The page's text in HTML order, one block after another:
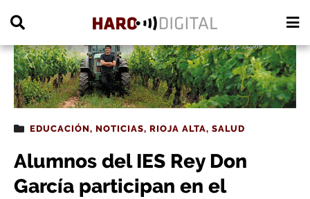
EDUCACIÓN, NOTICIAS, RIOJA ALTA, SALUD
Alumnos del IES Rey Don
García participan en el